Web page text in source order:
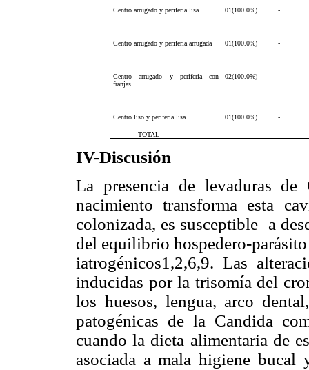
Centro arrugado y periferia lisa 01(100.0%) -
Centro arrugado y periferia arrugada 01(100.0%) -
Centro arrugado y periferia con
franjas
02(100.0%) -
Centro liso y periferia lisa 01(100.0%) -
TOTAL
IV-Discusión
La presencia de levaduras
nacimiento transforma esta
colonizada, es susceptible a
del equilibrio hospedero-
iatrogénicos1,2,6,9. Las
inducidas por la trisomía del
los huesos, lengua, arco
patogénicas de la Candida
cuando la dieta alimentaria de
asociada a mala higiene